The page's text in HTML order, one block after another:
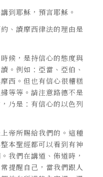
到耶穌，預言耶穌。
、讀摩西律法的理由是
候，是持信心的態度與
。例如：亞當、亞伯、
西。但也有信心很糟糕
等等。請注意路德不是
乃是：有信心的以色列
帝所賜給我們的。這種
本聖經都可以看到有神
我們在講道、佈道時，
提醒自己，當我們跟人